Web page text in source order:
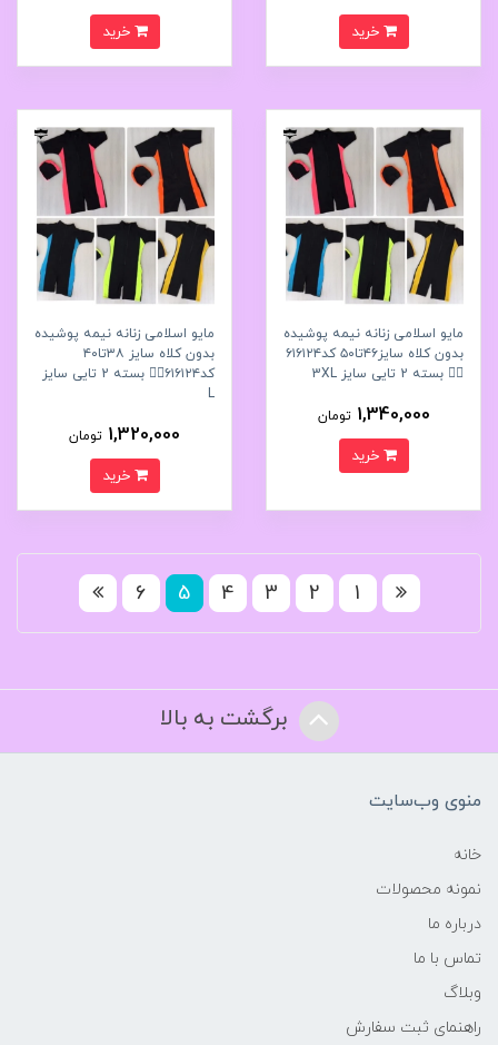
خرید خرید
مایو اسلامی زنانه نیمه پوشیده
بدون کلاه سایز۴۶تا۵۰ کد۶۱۶۱۲۴
🧘‍♂️ بسته 2 تایی سایز 3XL
1,340,000 تومان
خرید
مایو اسلامی زنانه نیمه پوشیده
بدون کلاه سایز ۳۸تا۴۰
کد۶۱۶۱۲۴🧘‍♂️ بسته 2 تایی سایز
L
1,320,000 تومان
خرید
1
2
3
4
5
6
برگشت به بالا
منوی وب‌سایت
خانه
نمونه محصولات
درباره ما
تماس با ما
وبلاگ
راهنمای ثبت سفارش